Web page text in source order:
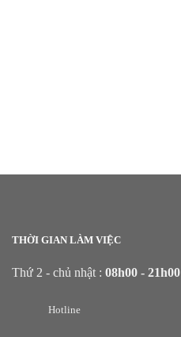
THỜI GIAN LÀM VIỆC
Thứ 2 - chủ nhật : 08h00 - 21h00
Hotline